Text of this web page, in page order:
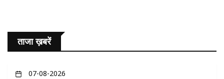
ताजा ख़बरें
07-08-2026